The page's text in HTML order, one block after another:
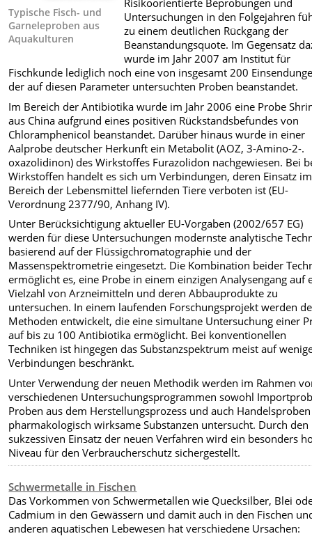
Typische Fisch- und
Garneleproben aus
Aquakulturen
Risikoorientierte Beprobungen und
Untersuchungen in den Folgejahren
zu einem deutlichen Rückgang der
Beanstandungsquote. Im Gegensatz
wurde im Jahr 2007 am Institut für
Fischkunde lediglich noch eine von insgesamt 200
der auf diesen Parameter untersuchten Proben beanstandet.
Im Bereich der Antibiotika wurde im Jahr 2006 eine Probe
aus China aufgrund eines positiven Rückstandsbefundes von
Chloramphenicol beanstandet. Darüber hinaus wurde in einer
Aalprobe deutscher Herkunft ein Metabolit (AOZ, 3-Amino-2-.
oxazolidinon) des Wirkstoffes Furazolidon nachgewiesen. Bei
Wirkstoffen handelt es sich um Verbindungen, deren Einsatz im
Bereich der Lebensmittel liefernden Tiere verboten ist (EU-
Verordnung 2377/90, Anhang IV).
Unter Berücksichtigung aktueller EU-Vorgaben (2002/657 EG)
werden für diese Untersuchungen modernste analytische
basierend auf der Flüssigchromatographie und der
Massenspektrometrie eingesetzt. Die Kombination beider
ermöglicht es, eine Probe in einem einzigen Analysengang auf
Vielzahl von Arzneimitteln und deren Abbauprodukte zu
untersuchen. In einem laufenden Forschungsprojekt werden
Methoden entwickelt, die eine simultane Untersuchung einer
auf bis zu 100 Antibiotika ermöglicht. Bei konventionellen
Techniken ist hingegen das Substanzspektrum meist auf
Verbindungen beschränkt.
Unter Verwendung der neuen Methodik werden im Rahmen
verschiedenen Untersuchungsprogrammen sowohl
Proben aus dem Herstellungsprozess und auch
pharmakologisch wirksame Substanzen untersucht. Durch den
sukzessiven Einsatz der neuen Verfahren wird ein besonders
Niveau für den Verbraucherschutz sichergestellt.
Schwermetalle in Fischen
Das Vorkommen von Schwermetallen wie Quecksilber, Blei
Cadmium in den Gewässern und damit auch in den Fischen
anderen aquatischen Lebewesen hat verschiedene Ursachen: